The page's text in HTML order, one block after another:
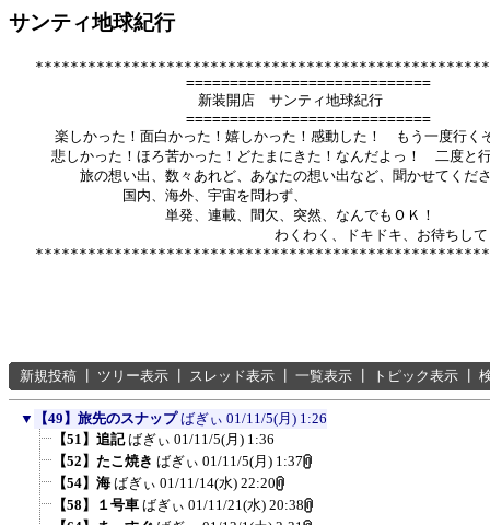
サンティ地球紀行
          　　       ============================
              　      新装開店　サンティ地球紀行
          　　       ============================
楽しかった！面白かった！嬉しかった！感動した！　もう一度行く
悲しかった！ほろ苦かった！どたまにきた！なんだよっ！　二度と
旅の想い出、数々あれど、あなたの想い出など、聞かせてくだ
国内、海外、宇宙を問わず、
単発、連載、間欠、突然、なんでもＯＫ！
わくわく、ドキドキ、お待ちしてま
新規投稿 ツリー表示 スレッド表示 一覧表示 トピック表示
▼ 【49】旅先のスナップばぎぃ 01/11/5(月) 1:26
【51】追記ばぎぃ 01/11/5(月) 1:36
【52】たこ焼き ばぎぃ 01/11/5(月) 1:37
【54】海 ばぎぃ 01/11/14(水) 22:20
【58】１号車 ばぎぃ 01/11/21(水) 20:38